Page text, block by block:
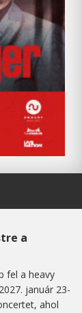
a
fel a heavy
január 23-
ahol